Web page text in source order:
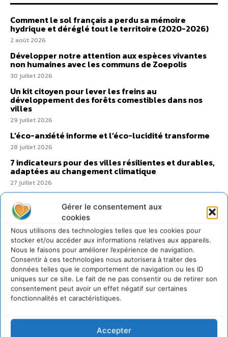
Gérer le consentement aux
cookies
Nous utilisons des technologies telles que les cookies pour
stocker et/ou accéder aux informations relatives aux appareils.
Nous le faisons pour améliorer l’expérience de navigation.
Consentir à ces technologies nous autorisera à traiter des
données telles que le comportement de navigation ou les ID
uniques sur ce site. Le fait de ne pas consentir ou de retirer son
consentement peut avoir un effet négatif sur certaines
fonctionnalités et caractéristiques.
Accepter
Comment le sol français a perdu sa mémoire
hydrique et déréglé tout le territoire (2020-2026)
2 août 2026
Développer notre attention aux espèces vivantes
non humaines avec les communs de Zoepolis
30 juillet 2026
Un kit citoyen pour lever les freins au
développement des forêts comestibles dans nos
villes
29 juillet 2026
L’éco-anxiété informe et l’éco-lucidité transforme
28 juillet 2026
7 indicateurs pour des villes résilientes et durables,
adaptées au changement climatique
27 juillet 2026